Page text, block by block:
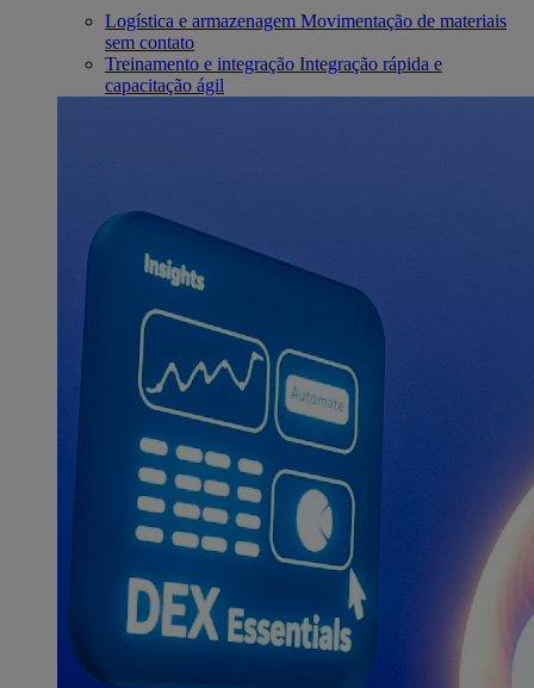
Logística e armazenagem Movimentação de materiais
sem contato
Treinamento e integração Integração rápida e
capacitação ágil